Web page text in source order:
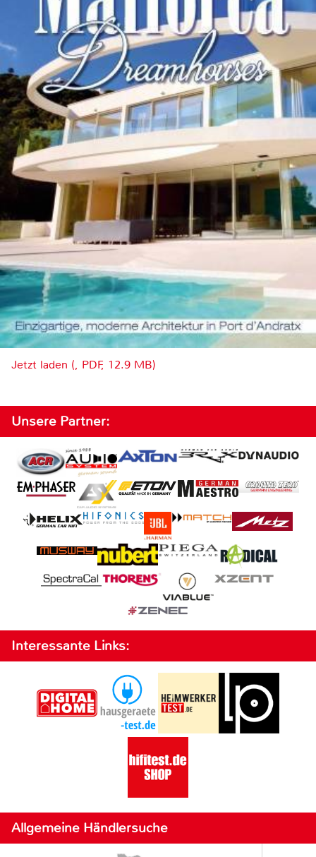
Jetzt laden (, PDF, 12.9 MB)
Unsere Partner:
Interessante Links:
Allgemeine Händlersuche